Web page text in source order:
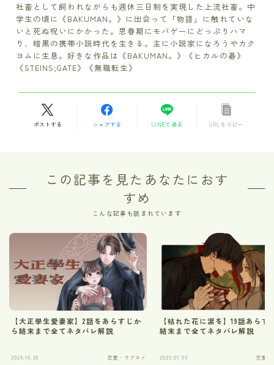
社畜として飼われながらも週休三日制を実現した上流社畜。中
学生の頃に《BAKUMAN。》に出会って「物語」に触れていな
いと死ぬ呪いにかかった。思春期にモバゲーにどっぷりハマ
り、暗黒の携帯小説時代を生きる。主に小説家になろうやカク
ヨムに生息。好きな作品は《BAKUMAN。》《ヒカルの碁》
《STEINS;GATE》《無職転生》
ポストする シェアする LINEで送る URLをコピー
この記事を見たあなたにおす
すめ
こんな記事も読まれています
【大正學生愛妻家】2話をあらすじか
ら結末まで全てネタバレ解説
2025.10.25 恋愛・ラブコメ
【枯れた花に涙を】19話あらす
結末まで全てネタバレ解説
2025.07.03 恋愛・